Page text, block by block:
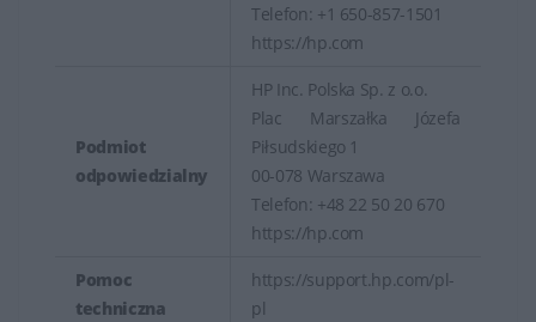
Telefon: +1 650-857-1501
https://hp.com
Podmiot
odpowiedzialny
HP Inc. Polska Sp. z o.o.
Plac Marszałka Józefa
Piłsudskiego 1
00-078 Warszawa
Telefon: +48 22 50 20 670
https://hp.com
Pomoc
techniczna
https://support.hp.com/pl-
pl